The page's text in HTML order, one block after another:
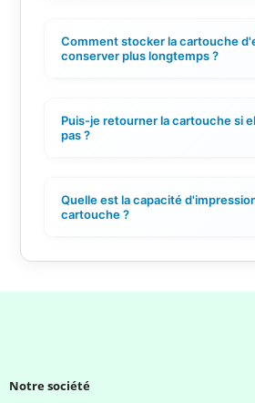
Comment stocker la cartouche
conserver plus longtemps ?
Puis-je retourner la cartouche si
pas ?
Quelle est la capacité
cartouche ?
Notre société